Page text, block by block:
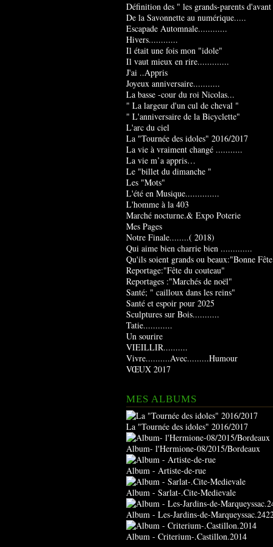
Définition des " les grands-parents
De la Savonnette au numérique.....
Escapade Automnale............
Hivers............
Il était une fois mon "idole"
Il vaut mieux en rire.............
J'ai ..Appris
Joyeux anniversaire...........
La basse -cour du roi Nicolas...
" La largeur d'un cul de cheval "
" L'anniversaire de la Bicyclette"
L'arc du ciel
La "Tournée des idoles" 2016/2017
La vie à vraiment changé ...........
La vie m’a appris…
Le "billet du dimanche "
Les "Mots"
L'été en Musique..............
L'homme à la 403
Marché nocturne.& Expo Poterie
Mes Pages
Notre Finale........( 2018)
Qui aime bien charrie bien .............
Qu'ils soient grands ou beaux:"Bonne
Reportage:"Fête du couteau"
Reportages :"Marchés de noël"
Santé; " cailloux dans les reins"
Santé et espoir pour 2025
Sculptures sur Bois...........
Tatie............
Un sourire
VIEILLIR..........
Vivre..........Avec.........Humour
VŒUX 2017
MES ALBUMS
La "Tournée des idoles" 2016/2017
Album- l'Hermione-08/2015/Bordeaux
Album - Artiste-de-rue
Album - Sarlat-.Cite-Medievale
Album - Les-Jardins-de-
Album - Criterium-.Castillon.2014